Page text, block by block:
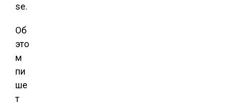
se.
Об
это
м
пи
ше
т